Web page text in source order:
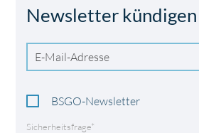
Newsletter kündigen
Adresse
VerteilerBSGO-Newsletter
Pflichtfeld
Sicherheitsfrage*